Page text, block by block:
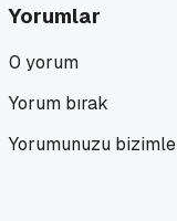
Yorumlar
0 yorum
Yorum bırak
Yorumunuzu